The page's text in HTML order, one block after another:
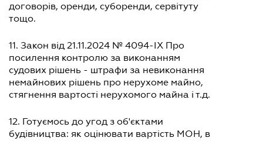
договорів, оренди, суборенди, сервітуту
тощо.
11. Закон від 21.11.2024 № 4094-IX Про
посилення контролю за виконанням
судових рішень - штрафи за невиконання
немайнових рішень про нерухоме майно,
стягнення вартості нерухомого майна і т.д.
12. Готуємось до угод з об'єктами
будівництва: як оцінювати вартість МОН, в